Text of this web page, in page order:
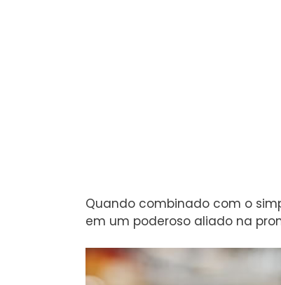
Quando combinado com o
em um poderoso aliado na